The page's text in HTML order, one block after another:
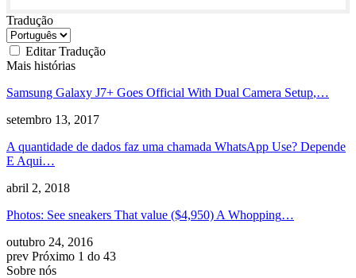
Tradução
Editar Tradução
Mais histórias
Samsung Galaxy J7+ Goes Official With Dual Camera Setup,…
setembro 13, 2017
A quantidade de dados faz uma chamada WhatsApp Use? Depende
E Aqui…
abril 2, 2018
Photos: See sneakers That value ($4,950) A Whopping…
outubro 24, 2016
prev Próximo 1 do 43
Sobre nós